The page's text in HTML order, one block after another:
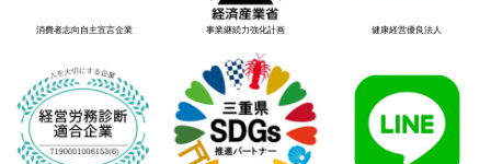
消費者志向自主宣言企業 事業継続力強化計画 健康経営優良法人